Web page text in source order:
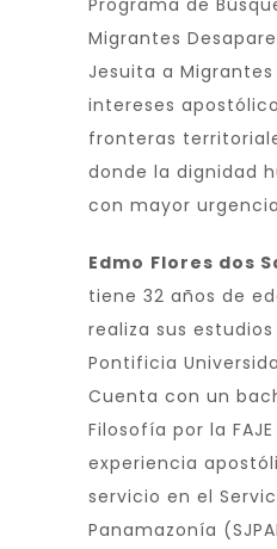
Migrantes
Jesuita a Migrantes
intereses
fronteras
donde la dignidad
con mayor
Edmo Flores dos
tiene 32 años de
realiza sus
Pontificia
Cuenta con un
Filosofía por la
experiencia
servicio en el
Panamazonía